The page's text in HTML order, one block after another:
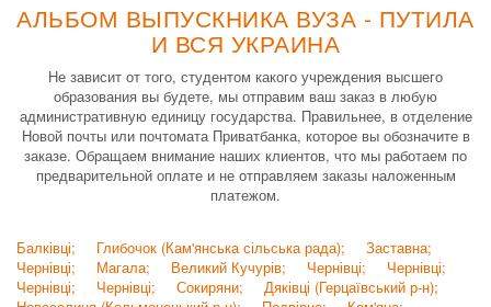
АЛЬБОМ ВЫПУСКНИКА ВУЗА - ПУТИЛА
И ВСЯ УКРАИНА
Не зависит от того, студентом какого учреждения высшего
образования вы будете, мы отправим ваш заказ в любую
административную единицу государства. Правильнее, в отделение
Новой почты или почтомата Приватбанка, которое вы обозначите в
заказе. Обращаем внимание наших клиентов, что мы работаем по
предварительной оплате и не отправляем заказы наложенным
платежом.
Балківці; Глибочок (Кам'янська сільська рада);
Заставна;
Чернівці;
Магала; Великий Кучурів; Чернівці;
Чернівці;
Чернівці;
Чернівці; Сокиряни;
Дяківці (Герцаївський р-н);